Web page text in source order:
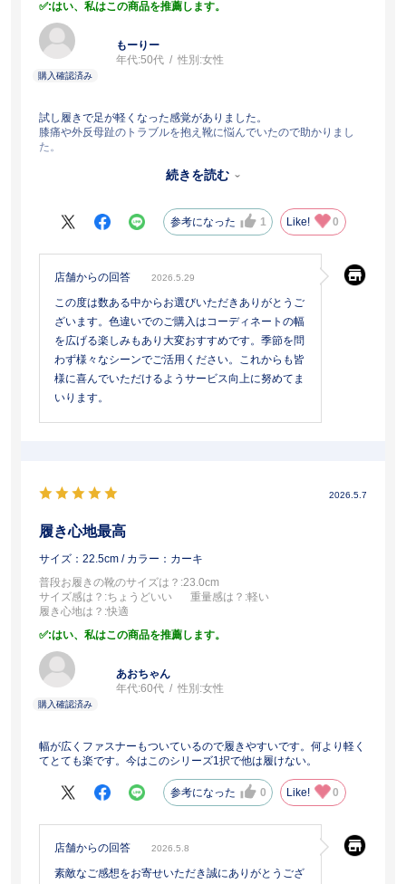
:はい、私はこの商品を推薦します。
もーりー
年代:50代 性別:女性
試し履きで足が軽くなった感覚がありました。
膝痛や外反母趾のトラブルを抱え靴に悩んでいたので助かりまし
た。
黒を愛用中。色違いお安く買えてよかったです。
続きを読む
参考になった 1 Like! 0
店舗からの回答 2026.5.29
この度は数ある中からお選びいただきありがとうご
ざいます。色違いでのご購入はコーディネートの幅
を広げる楽しみもあり大変おすすめです。季節を問
わず様々なシーンでご活用ください。これからも皆
様に喜んでいただけるようサービス向上に努めてま
いります。
2026.5.7
履き心地最高
サイズ：22.5cm / カラー：カーキ
普段お履きの靴のサイズは？ :23.0cm
サイズ感は？ :ちょうどいい 重量感は？ :軽い
履き心地は？ :快適
:はい、私はこの商品を推薦します。
あおちゃん
年代:60代 性別:女性
幅が広くファスナーもついているので履きやすいです。何より軽く
てとても楽です。今はこのシリーズ1択で他は履けない。
参考になった 0 Like! 0
店舗からの回答 2026.5.8
素敵なご感想をお寄せいただき誠にありがとうござ